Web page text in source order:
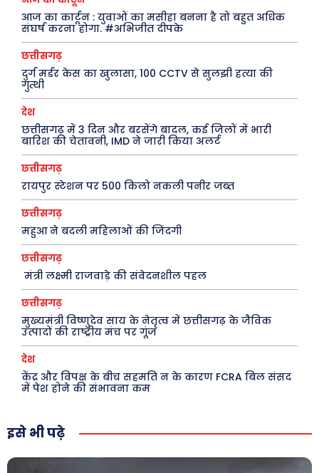
राजनीति
अपराध
सरकारी योजना
फ़िल्मी दुनिया
खेल
अजब-ग़ज़ब
पर्यटन
जानकारी
Laptops
Mobiles
स्वास्थ्य
क़ायदे क़ानून जानकारी
शायरी
संस्मरण
धर्म व अध्यात्म
Real Estate
महिला जगत
आज का कार्टून : युवाओं का मसीहा बनना है तो बहुत अधिक
संघर्ष करना होगा. #अभिजीत दीपके
छत्तीसगढ़
दुर्ग मर्डर केस का खुलासा, 100 CCTV से सुलझी हत्या की
गुत्थी
देश
छत्तीसगढ़ में 3 दिन और बरसेंगे बादल, कई जिलों में भारी
बारिश की चेतावनी, IMD ने जारी किया अलर्ट
छत्तीसगढ़
रायपुर स्टेशन पर 500 किलो नकली पनीर जब्त
छत्तीसगढ़
महुआ ने बदली महिलाओं की जिंदगी
छत्तीसगढ़
मंत्री लक्ष्मी राजवाड़े की संवेदनशील पहल
छत्तीसगढ़
मुख्यमंत्री विष्णुदेव साय के नेतृत्व में छत्तीसगढ़ के जैविक
उत्पादों की राष्ट्रीय मंच पर गूंज
देश
केंद्र और विपक्ष के बीच सहमति न के कारण FCRA बिल संसद
में पेश होने की संभावना कम
इसे भी पढ़े